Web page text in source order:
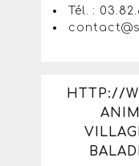
Tél. :
HTTP://